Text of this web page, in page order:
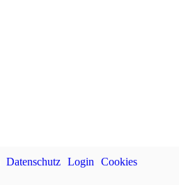
Datenschutz Login Cookies